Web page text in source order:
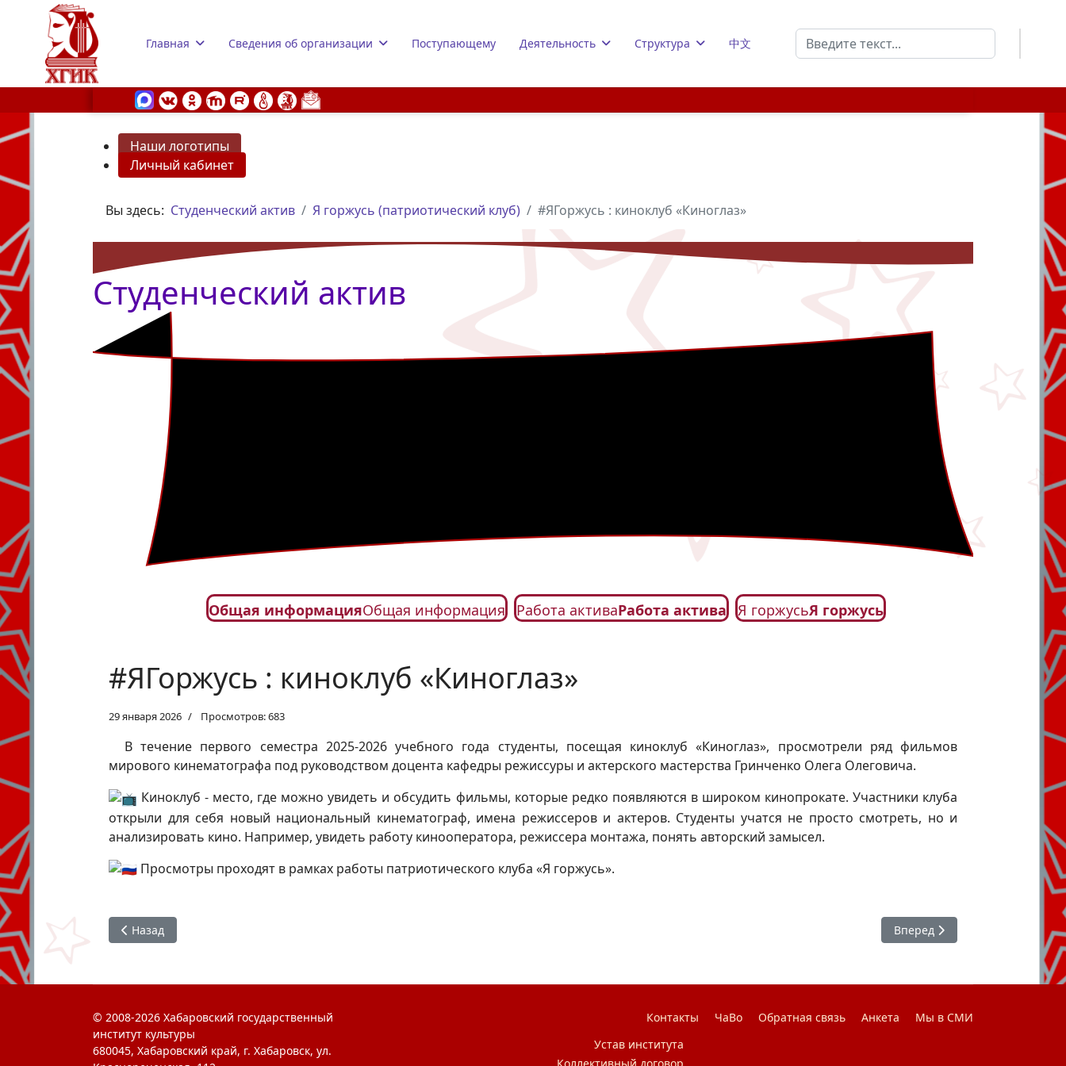
Главная Сведения об организации Поступающему Деятельность Структура 中文
Поиск
Наши логотипы
Личный кабинет
Вы здесь: Студенческий актив Я горжусь (патриотический клуб) #ЯГоржусь : киноклуб «Киноглаз»
Студенческий актив
Общая информацияОбщая информация Работа активаРабота актива Я горжусьЯ горжусь
#ЯГоржусь : киноклуб «Киноглаз»
29 января 2026 Просмотров: 683
В течение первого семестра 2025-2026 учебного года студенты, посещая киноклуб «Киноглаз», просмотрели ряд фильмов
мирового кинематографа под руководством доцента кафедры режиссуры и актерского мастерства Гринченко Олега Олеговича.
Киноклуб - место, где можно увидеть и обсудить фильмы, которые редко появляются в широком кинопрокате. Участники клуба
открыли для себя новый национальный кинематограф, имена режиссеров и актеров. Студенты учатся не просто смотреть, но и
анализировать кино. Например, увидеть работу кинооператора, режиссера монтажа, понять авторский замысел.
Просмотры проходят в рамках работы патриотического клуба «Я горжусь».
Предыдущий: #ЯГоржусь : Живая история моего вуза
Назад Следующий: #ЯГоржусь :
Вперед
© 2008-2026 Хабаровский государственный
институт культуры
680045, Хабаровский край, г. Хабаровск, ул.
Контакты ЧаВо Обратная связь Анкета
Мы в СМИ
Устав института